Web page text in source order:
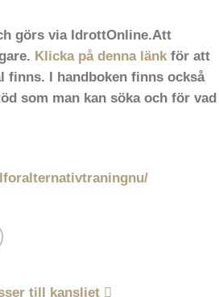
görs via IdrottOnline.Att
Klicka på denna länk för att
finns. I handboken finns också
som man kan söka och för vad
till kansliet